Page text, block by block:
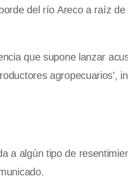
del río Areco a raíz
que supone lanzar
agropecuarios’,
a algún tipo de